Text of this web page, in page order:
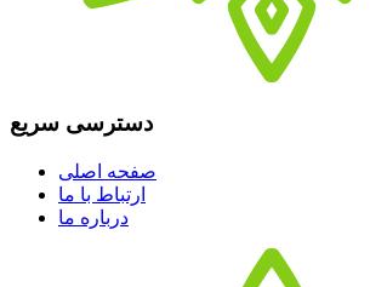
دسترسی سریع
صفحه اصلی
ارتباط با ما
درباره ما